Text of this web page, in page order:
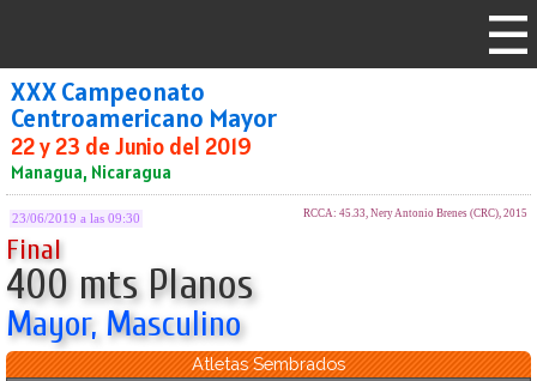
XXX Campeonato
Centroamericano Mayor
22 y 23 de Junio del 2019
Managua, Nicaragua
23/06/2019 a las 09:30 RCCA: 45.33, Nery Antonio Brenes (CRC), 2015
Final
400 mts Planos
Mayor, Masculino
Atletas Sembrados